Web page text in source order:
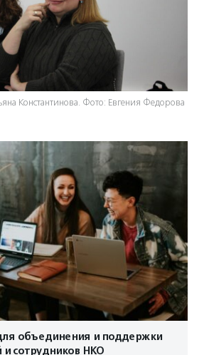
Константинова. Фото: Евгения Федорова
объединения и поддержки
и сотрудников НКО